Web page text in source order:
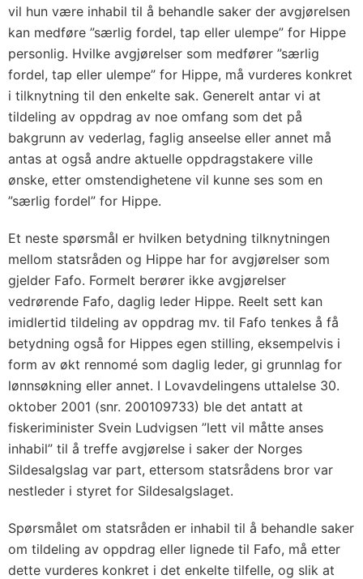
vil hun være inhabil til å behandle saker der avgjørelsen
kan medføre ”særlig fordel, tap eller ulempe” for Hippe
personlig. Hvilke avgjørelser som medfører ”særlig
fordel, tap eller ulempe” for Hippe, må vurderes konkret
i tilknytning til den enkelte sak. Generelt antar vi at
tildeling av oppdrag av noe omfang som det på
bakgrunn av vederlag, faglig anseelse eller annet må
antas at også andre aktuelle oppdragstakere ville
ønske, etter omstendighetene vil kunne ses som en
”særlig fordel” for Hippe.
Et neste spørsmål er hvilken betydning tilknytningen
mellom statsråden og Hippe har for avgjørelser som
gjelder Fafo. Formelt berører ikke avgjørelser
vedrørende Fafo, daglig leder Hippe. Reelt sett kan
imidlertid tildeling av oppdrag mv. til Fafo tenkes å få
betydning også for Hippes egen stilling, eksempelvis i
form av økt rennomé som daglig leder, gi grunnlag for
lønnsøkning eller annet. I Lovavdelingens uttalelse 30.
oktober 2001 (snr. 200109733) ble det antatt at
fiskeriminister Svein Ludvigsen ”lett vil måtte anses
inhabil” til å treffe avgjørelse i saker der Norges
Sildesalgslag var part, ettersom statsrådens bror var
nestleder i styret for Sildesalgslaget.
Spørsmålet om statsråden er inhabil til å behandle saker
om tildeling av oppdrag eller lignede til Fafo, må etter
dette vurderes konkret i det enkelte tilfelle, og slik at